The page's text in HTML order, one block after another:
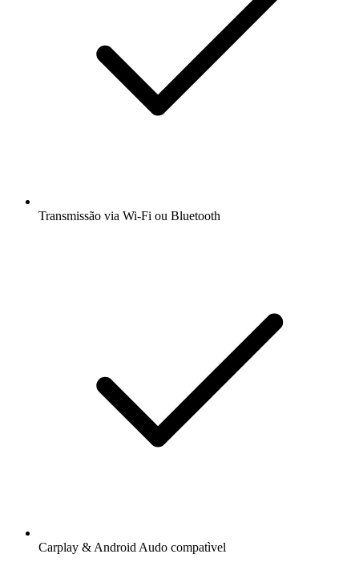
Transmissão via Wi-Fi ou Bluetooth
Carplay & Android Audo compatìvel